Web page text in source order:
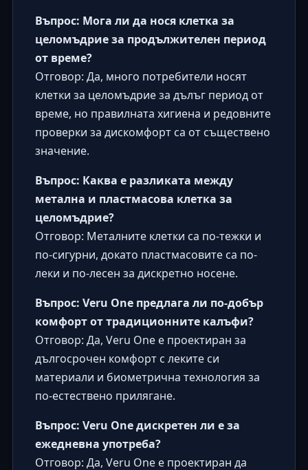
Въпрос: Мога ли да нося клетка за
целомъдрие за продължителен период
от време?
Отговор: Да, много потребители носят
клетки за целомъдрие за дълъг период от
време, но правилната хигиена и редовните
проверки за дискомфорт са от съществено
значение.
Въпрос: Каква е разликата между
метална и пластмасова клетка за
целомъдрие?
Отговор: Металните клетки са по-тежки и
по-сигурни, докато пластмасовите са по-
леки и по-лесен за дискретно носене.
Въпрос: Veru One предлага ли по-добър
комфорт от традиционните калъфи?
Отговор: Да, Veru One е проектиран за
дългосрочен комфорт с леките си
материали и биометрична технология за
по-естествено прилягане.
Въпрос: Veru One дискретен ли е за
ежедневна употреба?
Отговор: Да, Veru One е проектиран да